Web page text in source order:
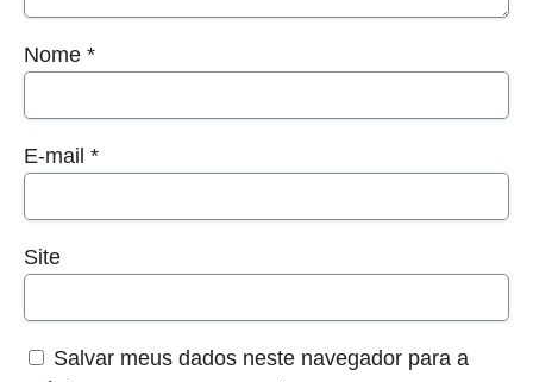
Nome
E-mail
Site
Salvar meus dados neste navegador para a